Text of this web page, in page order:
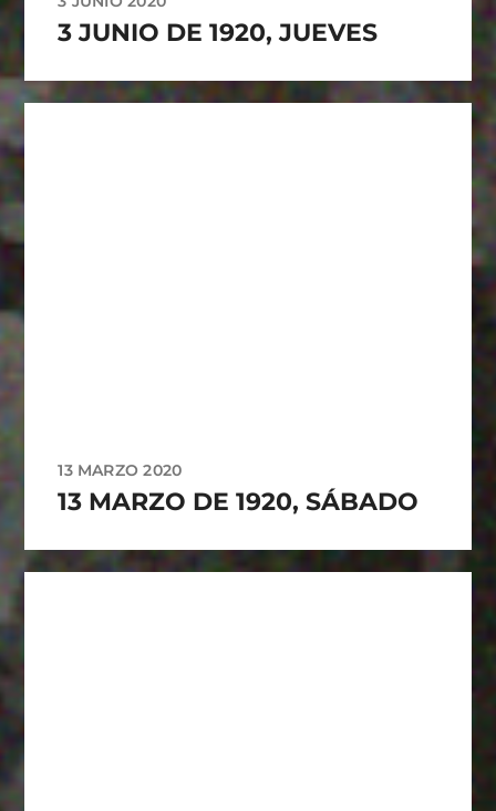
3 JUNIO DE 1920, JUEVES
13 MARZO 2020
13 MARZO DE 1920, SÁBADO